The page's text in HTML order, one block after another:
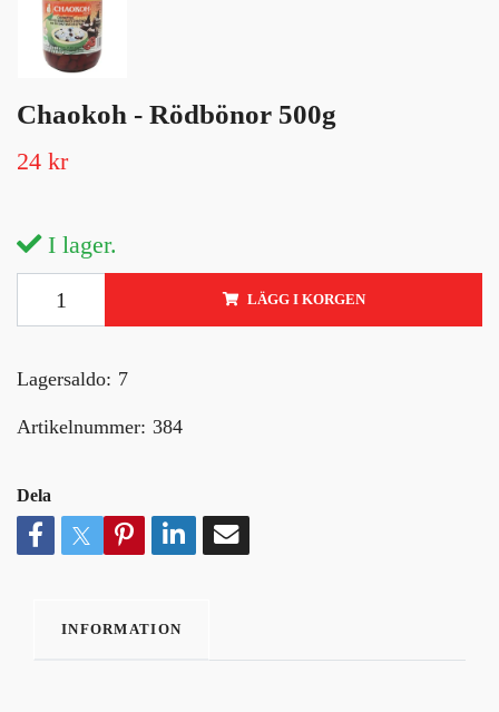
Chaokoh - Rödbönor 500g
24 kr
I lager.
LÄGG I KORGEN
Lagersaldo: 7
Artikelnummer: 384
Dela
INFORMATION